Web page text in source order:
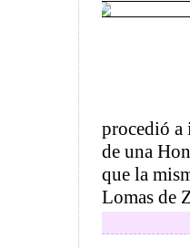
procedió a
de una
que la
Lomas de